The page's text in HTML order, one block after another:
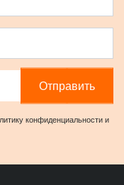
Отправить
конфиденциальностии